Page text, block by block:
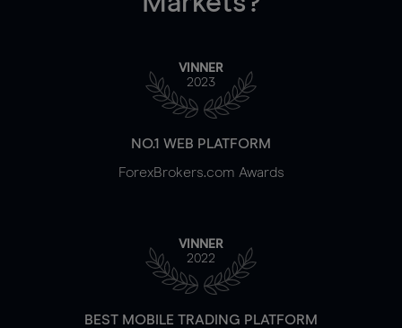
VINNER
2023
NO.1 WEB PLATFORM
ForexBrokers.com Awards
VINNER
2022
BEST MOBILE TRADING PLATFORM